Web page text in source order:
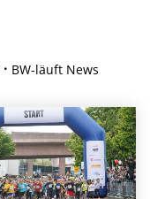
BW-läuft News